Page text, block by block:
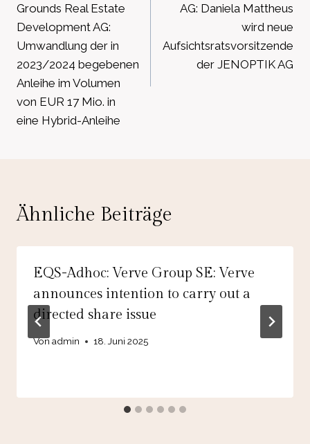
Grounds Real Estate
Development AG:
Umwandlung der in
2023/2024 begebenen
Anleihe im Volumen
von EUR 17 Mio. in
eine Hybrid-Anleihe
AG: Daniela Mattheus
wird neue
Aufsichtsratsvorsitzende
der JENOPTIK AG
Ähnliche Beiträge
EQS-Adhoc: Verve Group SE: Verve
announces intention to carry out a
directed share issue
Vonadmin 18. Juni 2025